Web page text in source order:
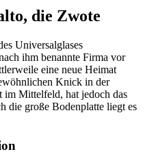
die Zwote
Universalglases
ihm benannte Firma vor
eine neue Heimat
Knick in der
Mittelfeld, hat jedoch das
die große Bodenplatte liegt es